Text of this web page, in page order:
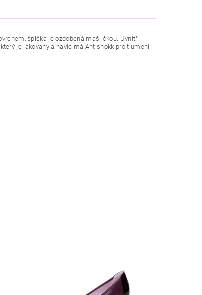
špička je ozdobená mašličkou. Uvnitř
je lakovaný a navíc má Antishokk pro tlumení